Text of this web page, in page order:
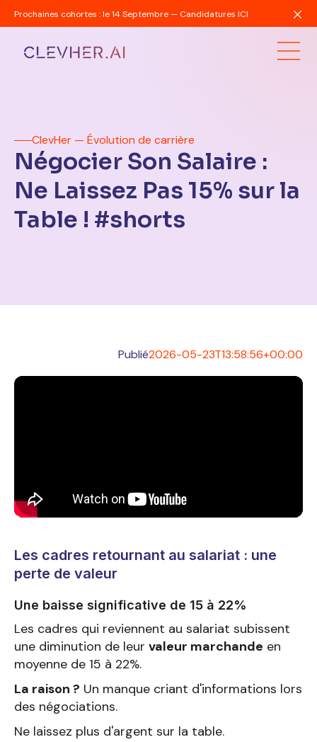
Prochaines cohortes : le 14 Septembre — Candidatures ICI
ClevHer — Évolution de carrière
Négocier Son Salaire :
Ne Laissez Pas 15% sur la
Table ! #shorts
Publié2026-05-23T13:58:56+00:00
Les cadres retournant au salariat : une
perte de valeur
Une baisse significative de 15 à 22%
Les cadres qui reviennent au salariat subissent
une diminution de leur valeur marchande en
moyenne de 15 à 22%.
La raison ? Un manque criant d'informations lors
des négociations.
Ne laissez plus d'argent sur la table.